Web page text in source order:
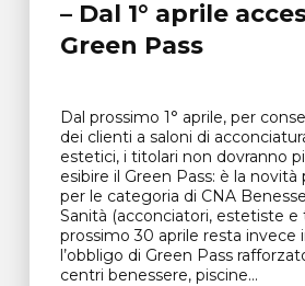
– Dal 1° aprile
Green Pass
Dal prossimo 1° aprile, per
dei clienti a saloni di
estetici, i titolari non dovranno
esibire il Green Pass: è la
per le categoria di CNA
Sanità (acconciatori, estetiste e
prossimo 30 aprile resta invece
l’obbligo di Green Pass
centri benessere, piscine...